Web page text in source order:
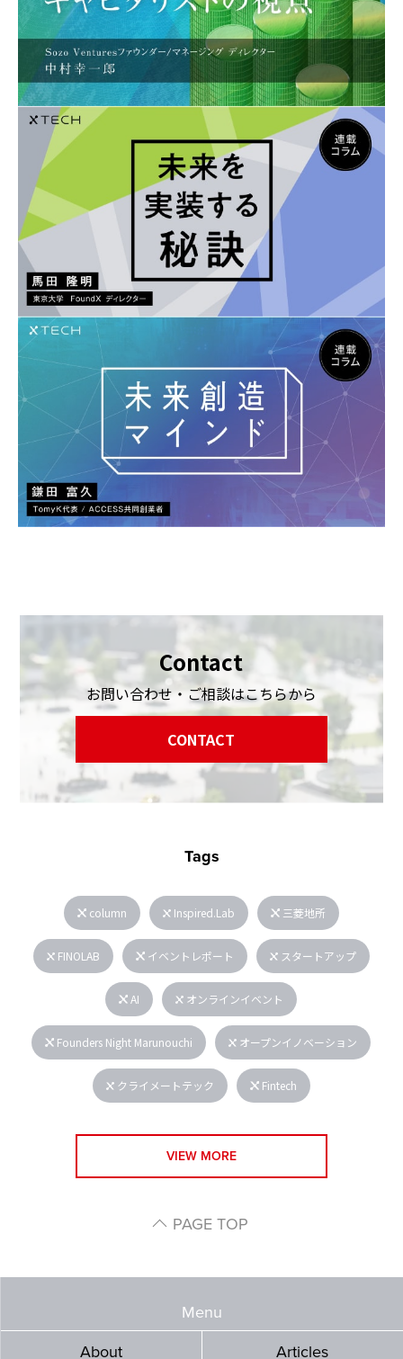
Contact
お問い合わせ・ご相談はこちらから
CONTACT
Tags
column Inspired.Lab 三菱地所
FINOLAB イベントレポート スタートアップ
AI オンラインイベント
Founders Night Marunouchi オープンイノベーション
クライメートテック Fintech
VIEW MORE
PAGE TOP
Menu
About
Articles